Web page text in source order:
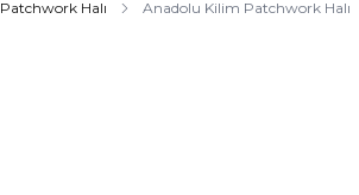
Patchwork Halı Anadolu Kilim Patchwork Halı